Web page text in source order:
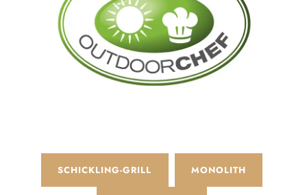
SCHICKLING-GRILL MONOLITH